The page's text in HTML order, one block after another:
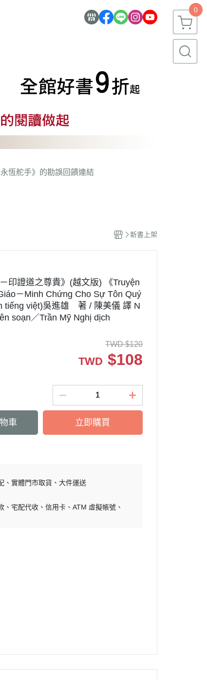
0
永恆舵手》的勘誤回饋連結
新書上架
印證道之尊貴》(越文版) 《Truyện
－Minh Chứng Cho Sự Tôn Quý
tiếng việt)吳進雄 著 / 陳美儀 譯 N
soạn／Trần Mỹ Nghị dịch
TWD $120
TWD $108
車 立即購買
實體門市取貨
大件運送
宅配代收 信用卡
ATM 虛擬帳號